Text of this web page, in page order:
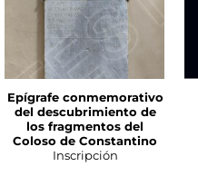
Epígrafe conmemorativo
del descubrimiento de
los fragmentos del
Coloso de Constantino
Inscripción